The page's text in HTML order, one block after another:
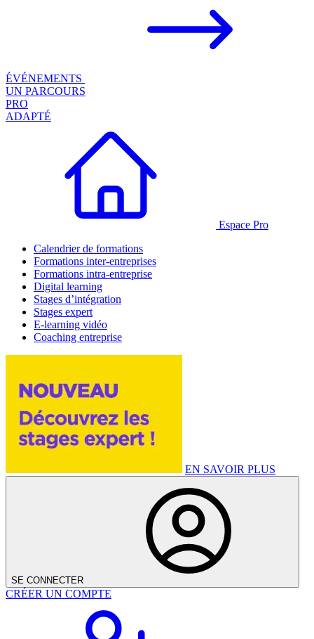
ÉVÉNEMENTS
UN PARCOURS
PRO
ADAPTÉ
Espace Pro
Calendrier de formations
Formations inter-entreprises
Formations intra-entreprise
Digital learning
Stages d’intégration
Stages expert
E-learning vidéo
Coaching entreprise
EN SAVOIR PLUS
SE CONNECTER
CRÉER UN COMPTE